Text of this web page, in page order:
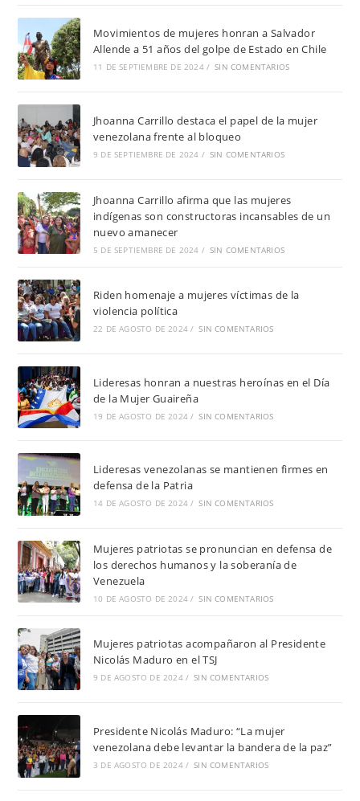
Movimientos de mujeres honran a Salvador
Allende a 51 años del golpe de Estado en Chile
11 DE SEPTIEMBRE DE 2024 / SIN COMENTARIOS
Jhoanna Carrillo destaca el papel de la mujer
venezolana frente al bloqueo
9 DE SEPTIEMBRE DE 2024 / SIN COMENTARIOS
Jhoanna Carrillo afirma que las mujeres
indígenas son constructoras incansables de un
nuevo amanecer
5 DE SEPTIEMBRE DE 2024 / SIN COMENTARIOS
Riden homenaje a mujeres víctimas de la
violencia política
22 DE AGOSTO DE 2024 / SIN COMENTARIOS
Lideresas honran a nuestras heroínas en el Día
de la Mujer Guaireña
19 DE AGOSTO DE 2024 / SIN COMENTARIOS
Lideresas venezolanas se mantienen firmes en
defensa de la Patria
14 DE AGOSTO DE 2024 / SIN COMENTARIOS
Mujeres patriotas se pronuncian en defensa de
los derechos humanos y la soberanía de
Venezuela
10 DE AGOSTO DE 2024 / SIN COMENTARIOS
Mujeres patriotas acompañaron al Presidente
Nicolás Maduro en el TSJ
9 DE AGOSTO DE 2024 / SIN COMENTARIOS
Presidente Nicolás Maduro: “La mujer
venezolana debe levantar la bandera de la paz”
3 DE AGOSTO DE 2024 / SIN COMENTARIOS